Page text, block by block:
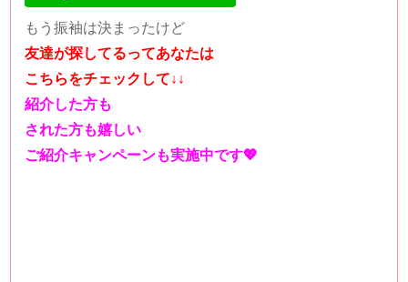
もう振袖は決まったけど
友達が探してるってあなたは
こちらをチェックして↓↓
紹介した方も
された方も嬉しい
ご紹介キャンペーンも実施中です💖